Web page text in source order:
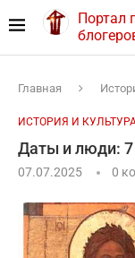
Портал
Главная
ИСТОРИЯ И
Даты и люди:
07.07.2025 0